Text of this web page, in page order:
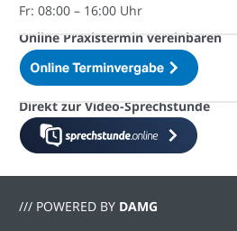
Fr: 08:00 – 16:00 Uhr
Online Praxistermin vereinbaren
Direkt zur Video-Sprechstunde
/// POWERED BY DAMG